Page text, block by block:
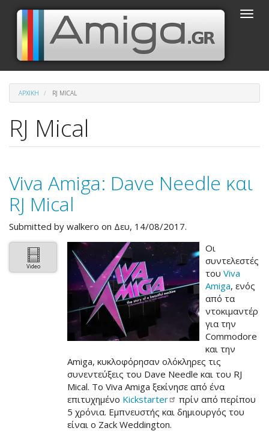
Παράκαμψη
κυρίως
περιεχόμενο
Toggle
ΑΡΧΙΚΉ RJ MICAL
RJ Mical
Viva Amiga: Dave Needle και
RJ Mical
Submitted by walkero on Δευ, 14/08/2017.
Video
Οι
συντελεστές
του Viva
Amiga, ενός
από τα
ντοκιμαντέρ
για την
Commodore
και την
Amiga, κυκλοφόρησαν ολόκληρες τις
συνεντεύξεις του Dave Needle και του RJ
Mical. Το Viva Amiga ξεκίνησε από ένα
επιτυχημένο Kickstarter
πρίν από περίπου
5 χρόνια. Εμπνευστής και δημιουργός του
είναι ο Zack Weddington.